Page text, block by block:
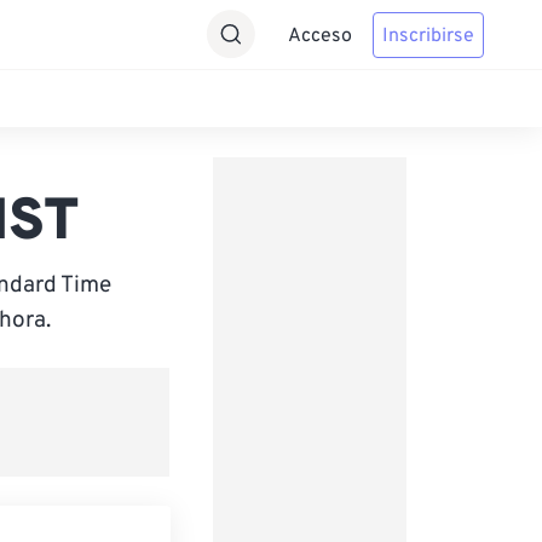
Acceso Inscribirse
Time